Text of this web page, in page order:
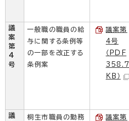
議
案
第
4
号
一般職の職員の給
与に関する条例等
の一部を改正する
条例案
議案第
4号
（PDF
358.7
KB）
議
桐生市職員の勤務
議案第